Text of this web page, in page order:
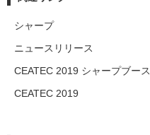
シャープ
ニュースリリース
CEATEC 2019 シャープブース
CEATEC 2019